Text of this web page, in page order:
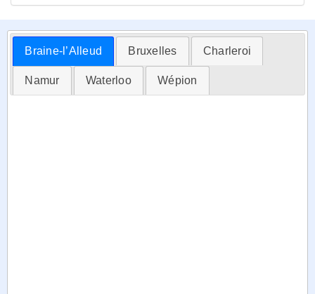
Braine-l’Alleud Bruxelles Charleroi
Namur Waterloo Wépion